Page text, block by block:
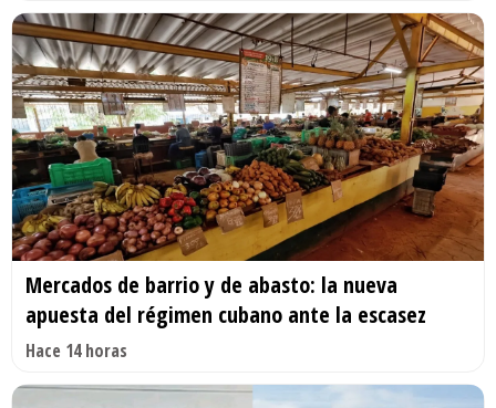
Mercados de barrio y de abasto: la nueva
apuesta del régimen cubano ante la escasez
Hace 14 horas